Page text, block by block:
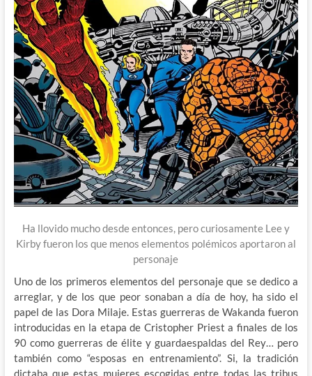
Ha llovido mucho desde entonces, pero curiosamente Lee y
Kirby fueron los que menos elementos polémicos aportaron al
personaje
Uno de los primeros elementos del personaje que se dedico a
arreglar, y de los que peor sonaban a día de hoy, ha sido el
papel de las Dora Milaje. Estas guerreras de Wakanda fueron
introducidas en la etapa de Cristopher Priest a finales de los
90 como guerreras de élite y guardaespaldas del Rey… pero
también como “esposas en entrenamiento”. Si, la tradición
dictaba que estas mujeres escogidas entre todas las tribus